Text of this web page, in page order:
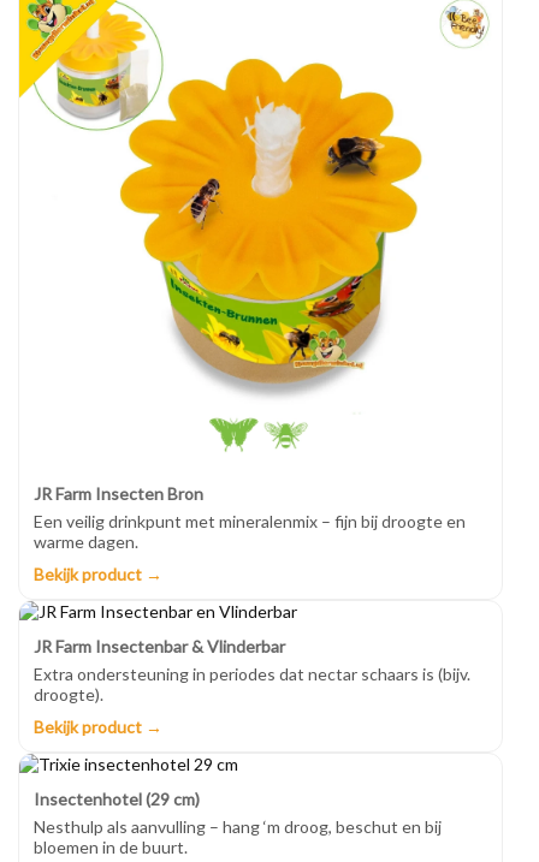
JR Farm Insecten Bron
Een veilig drinkpunt met mineralenmix – fijn bij droogte en
warme dagen.
Bekijk product →
JR Farm Insectenbar & Vlinderbar
Extra ondersteuning in periodes dat nectar schaars is (bijv.
droogte).
Bekijk product →
Insectenhotel (29 cm)
Nesthulp als aanvulling – hang ‘m droog, beschut en bij
bloemen in de buurt.